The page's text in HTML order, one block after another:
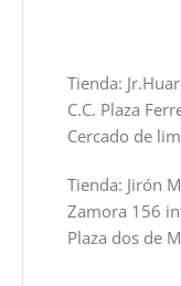
Tienda:
C.C. Plaza
Cercado de
Tienda: Jirón
Zamora 156
Plaza dos de